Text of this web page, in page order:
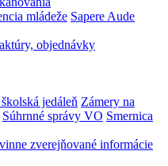
mládeže Sapere Aude
objednávky
jedáleň Zámery na
Súhrnné správy VO Smernica
zverejňované informácie